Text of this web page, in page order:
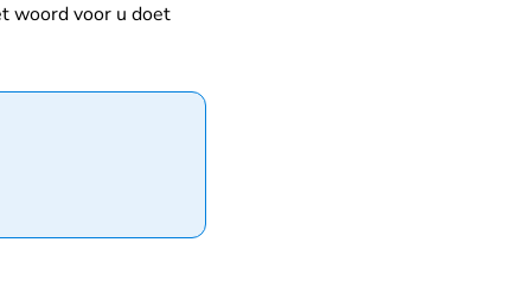
woord voor u doet